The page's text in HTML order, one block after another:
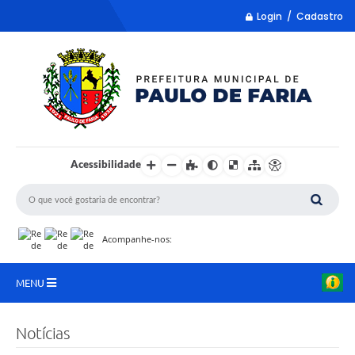
Login / Cadastro
Acessibilidade
Acompanhe-nos:
MENU
Notícias